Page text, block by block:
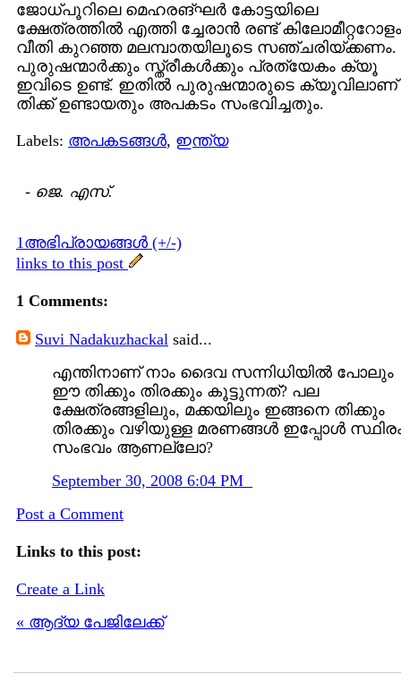
ജോധ്പൂറിലെ മെഹരങ്ഘര്‍ കോട്ടയിലെ
ക്ഷേത്രത്തില്‍ എത്തി ച്ചേരാന്‍ രണ്ട് കിലോമീറ്ററോളം
വീതി കുറഞ്ഞ മലമ്പാതയിലൂടെ സഞ്ചരിയ്ക്കണം.
പുരുഷന്മാര്‍ക്കും സ്ത്രീകള്‍ക്കും പ്രത്യേകം ക്യൂ
ഇവിടെ ഉണ്ട്. ഇതില്‍ പുരുഷന്മാരുടെ ക്യൂവിലാണ്
തിക്ക് ഉണ്ടായതും അപകടം സംഭവിച്ചതും.
Labels: അപകടങ്ങള്‍, ഇന്ത്യ
- ജെ. എസ്.
1അഭിപ്രായങ്ങള്‍ (+/-)
links to this post
1 Comments:
Suvi Nadakuzhackal said...
എന്തിനാണ് നാം ദൈവ സന്നിധിയില്‍ പോലും
ഈ തിക്കും തിരക്കും കൂട്ടുന്നത്? പല
ക്ഷേത്രങ്ങളിലും, മക്കയിലും ഇങ്ങനെ തിക്കും
തിരക്കും വഴിയുള്ള മരണങ്ങള്‍ ഇപ്പോള്‍
സംഭവം ആണല്ലോ?
September 30, 2008 6:04 PM
Post a Comment
Links to this post:
Create a Link
« ആദ്യ പേജിലേക്ക്